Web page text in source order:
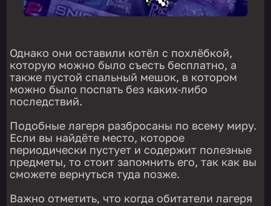
Однако они оставили котёл с похлёбкой,
которую можно было съесть бесплатно, а
также пустой спальный мешок, в котором
можно было поспать без каких-либо
последствий.
Подобные лагеря разбросаны по всему миру.
Если вы найдёте место, которое
периодически пустует и содержит полезные
предметы, то стоит запомнить его, так как вы
сможете вернуться туда позже.
Важно отметить, что когда обитатели лагеря